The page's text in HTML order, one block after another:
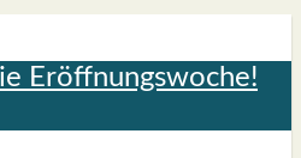
Eröffnungswoche!